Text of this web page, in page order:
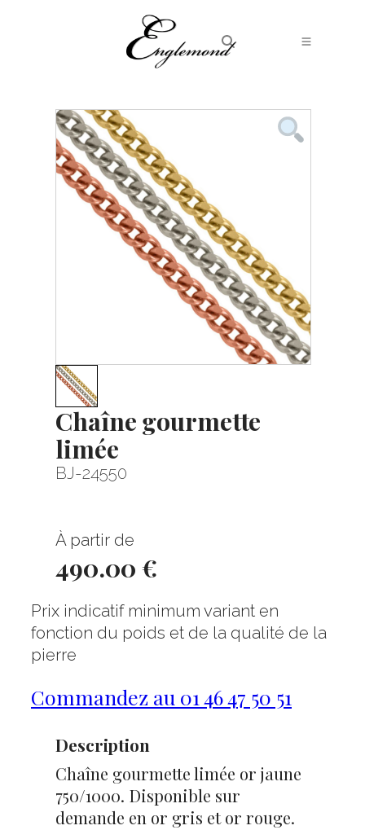
Chaîne gourmette
limée
BJ-24550
À partir de
490.00 €
Prix indicatif minimum variant en
fonction du poids et de la qualité de la
pierre
Commandez au 01 46 47 50 51
Description
Chaîne gourmette limée or jaune
750/1000. Disponible sur
demande en or gris et or rouge.